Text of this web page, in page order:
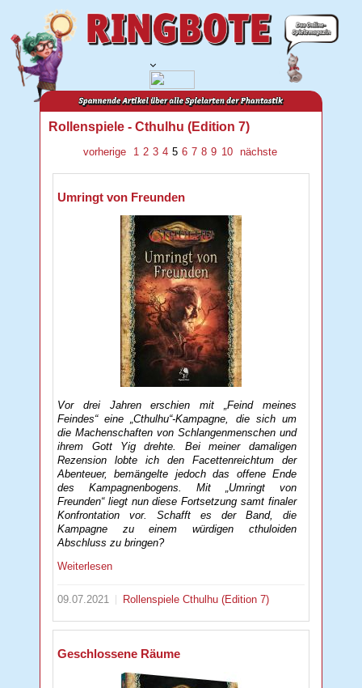
Rollenspiele - Cthulhu (Edition 7)
vorherige 1 2 3 4 5 6 7 8 9 10 nächste
Umringt von Freunden
Vor drei Jahren erschien mit „Feind meines
Feindes“ eine „Cthulhu“-Kampagne, die sich um
die Machenschaften von Schlangenmenschen und
ihrem Gott Yig drehte. Bei meiner damaligen
Rezension lobte ich den Facettenreichtum der
Abenteuer, bemängelte jedoch das offene Ende
des Kampagnenbogens. Mit „Umringt von
Freunden“ liegt nun diese Fortsetzung samt finaler
Konfrontation vor. Schafft es der Band, die
Kampagne zu einem würdigen cthuloiden
Abschluss zu bringen?
Weiterlesen
09.07.2021 RollenspieleCthulhu (Edition 7)
Geschlossene Räume